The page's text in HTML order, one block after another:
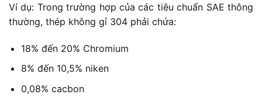
Ví dụ: Trong trường hợp của các tiêu chuẩn SAE thông
thường, thép không gỉ 304 phải chứa:
18% đến 20% Chromium
8% đến 10,5% niken
0,08% cacbon